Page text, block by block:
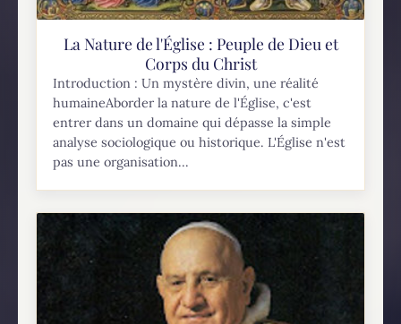
La Nature de l'Église : Peuple de Dieu et
Corps du Christ
Introduction : Un mystère divin, une réalité
humaineAborder la nature de l'Église, c'est
entrer dans un domaine qui dépasse la simple
analyse sociologique ou historique. L'Église n'est
pas une organisation...